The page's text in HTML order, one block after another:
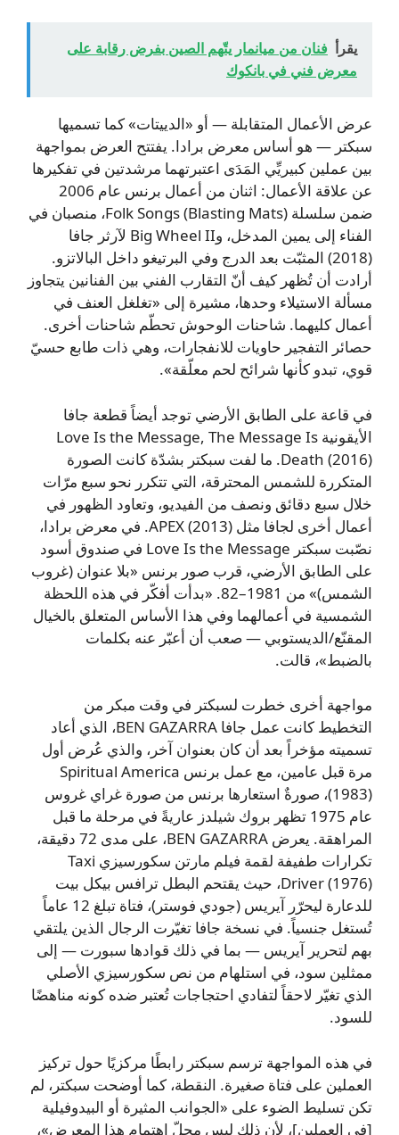
يقرأ فنان من ميانمار يتّهم الصين بفرض رقابة على
معرض فني في بانكوك
عرض الأعمال المتقابلة — أو «الدييتات» كما تسميها
سبكتر — هو أساس معرض برادا. يفتتح العرض بمواجهة
بين عملين كبيريِّي المَدَى اعتبرتهما مرشدتين في تفكيرها
عن علاقة الأعمال: اثنان من أعمال برنس عام 2006
ضمن سلسلة Folk Songs (Blasting Mats)، منصبان في
الفناء إلى يمين المدخل، وBig Wheel II لآرثر جافا
(2018) المثبّت بعد الدرج وفي البرتيغو داخل البالاتزو.
أرادت أن تُظهر كيف أنّ التقارب الفني بين الفنانين يتجاوز
مسألة الاستيلاء وحدها، مشيرة إلى «تغلغل العنف في
أعمال كليهما. شاحنات الوحوش تحطّم شاحنات أخرى.
حصائر التفجير حاويات للانفجارات، وهي ذات طابع حسيّ
قوي، تبدو كأنها شرائح لحم معلّقة».
في قاعة على الطابق الأرضي توجد أيضاً قطعة جافا
الأيقونية Love Is the Message, The Message Is
Death (2016). ما لفت سبكتر بشدّة كانت الصورة
المتكررة للشمس المحترقة، التي تتكرر نحو سبع مرّات
خلال سبع دقائق ونصف من الفيديو، وتعاود الظهور في
أعمال أخرى لجافا مثل APEX (2013). في معرض برادا،
نصّبت سبكتر Love Is the Message في صندوق أسود
على الطابق الأرضي، قرب صور برنس «بلا عنوان (غروب
الشمس)» من 1981–82. «بدأت أفكّر في هذه اللحظة
الشمسية في أعمالهما وفي هذا الأساس المتعلق بالخيال
المقنّع/الديستوبي — صعب أن أعبّر عنه بكلمات
بالضبط»، قالت.
مواجهة أخرى خطرت لسبكتر في وقت مبكر من
التخطيط كانت عمل جافا BEN GAZARRA، الذي أعاد
تسميته مؤخراً بعد أن كان بعنوان آخر، والذي عُرض أول
مرة قبل عامين، مع عمل برنس Spiritual America
(1983)، صورةٌ استعارها برنس من صورة غراي غروس
عام 1975 تظهر بروك شيلدز عاريةً في مرحلة ما قبل
المراهقة. يعرض BEN GAZARRA، على مدى 72 دقيقة،
تكرارات طفيفة لقمة فيلم مارتن سكورسيزي Taxi
Driver (1976)، حيث يقتحم البطل ترافس بيكل بيت
للدعارة ليحرّر آيريس (جودي فوستر)، فتاة تبلغ 12 عاماً
تُستغل جنسياً. في نسخة جافا تغيّرت الرجال الذين يلتقي
بهم لتحرير آيريس — بما في ذلك قوادها سبورت — إلى
ممثلين سود، في استلهام من نص سكورسيزي الأصلي
الذي تغيّر لاحقاً لتفادي احتجاجات تُعتبر ضده كونه مناهضًا
للسود.
في هذه المواجهة ترسم سبكتر رابطًا مركزيًا حول تركيز
العملين على فتاة صغيرة. النقطة، كما أوضحت سبكتر، لم
تكن تسليط الضوء على «الجوانب المثيرة أو البيدوفيلية
[في العملين]، لأن ذلك ليس محلّ اهتمام هذا المعرض»،